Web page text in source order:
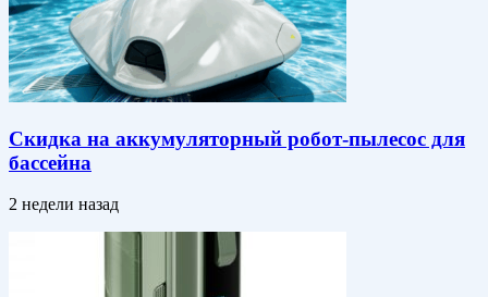
Скидка на аккумуляторный робот-пылесос для
бассейна
2 недели назад